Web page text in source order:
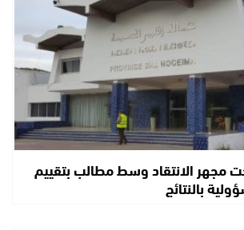
مجهر الانتقاد وسط مطالب بتقييم
بالنتائج